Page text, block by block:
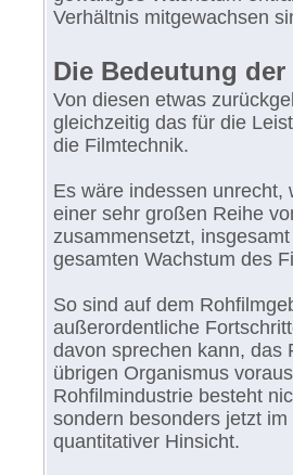
Verhältnis mitgewachsen
Die Bedeutung
Von diesen etwas
gleichzeitig das für die
die Filmtechnik.
Es wäre indessen unrecht,
einer sehr großen Reihe
zusammensetzt,
gesamten Wachstum des
So sind auf dem
außerordentliche
davon sprechen kann, das
übrigen Organismus
Rohfilmindustrie besteht
sondern besonders jetzt
quantitativer Hinsicht.